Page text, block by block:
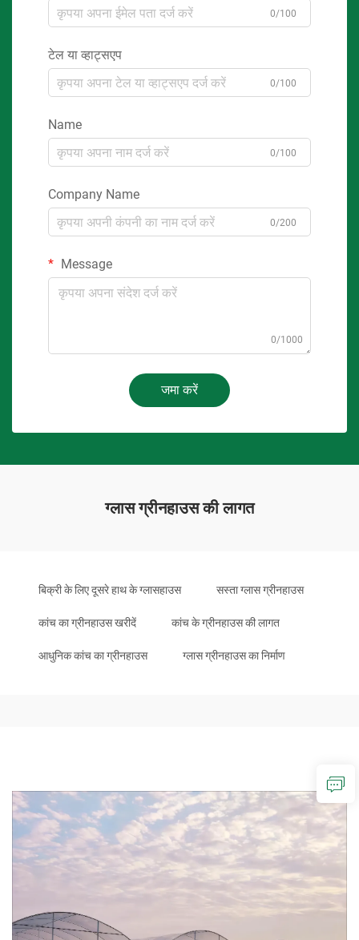
0/100
टेल या व्हाट्सएप
0/100
Name
0/100
Company Name
0/200
Message
0/1000
जमा करें
ग्लास ग्रीनहाउस की लागत
बिक्री के लिए दूसरे हाथ के ग्लासहाउस सस्ता ग्लास ग्रीनहाउस
कांच का ग्रीनहाउस खरीदें कांच के ग्रीनहाउस की लागत
आधुनिक कांच का ग्रीनहाउस ग्लास ग्रीनहाउस का निर्माण